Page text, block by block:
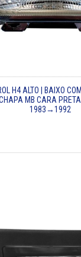
H4 ALTO | BAIXO
MB CARA
1983→1992